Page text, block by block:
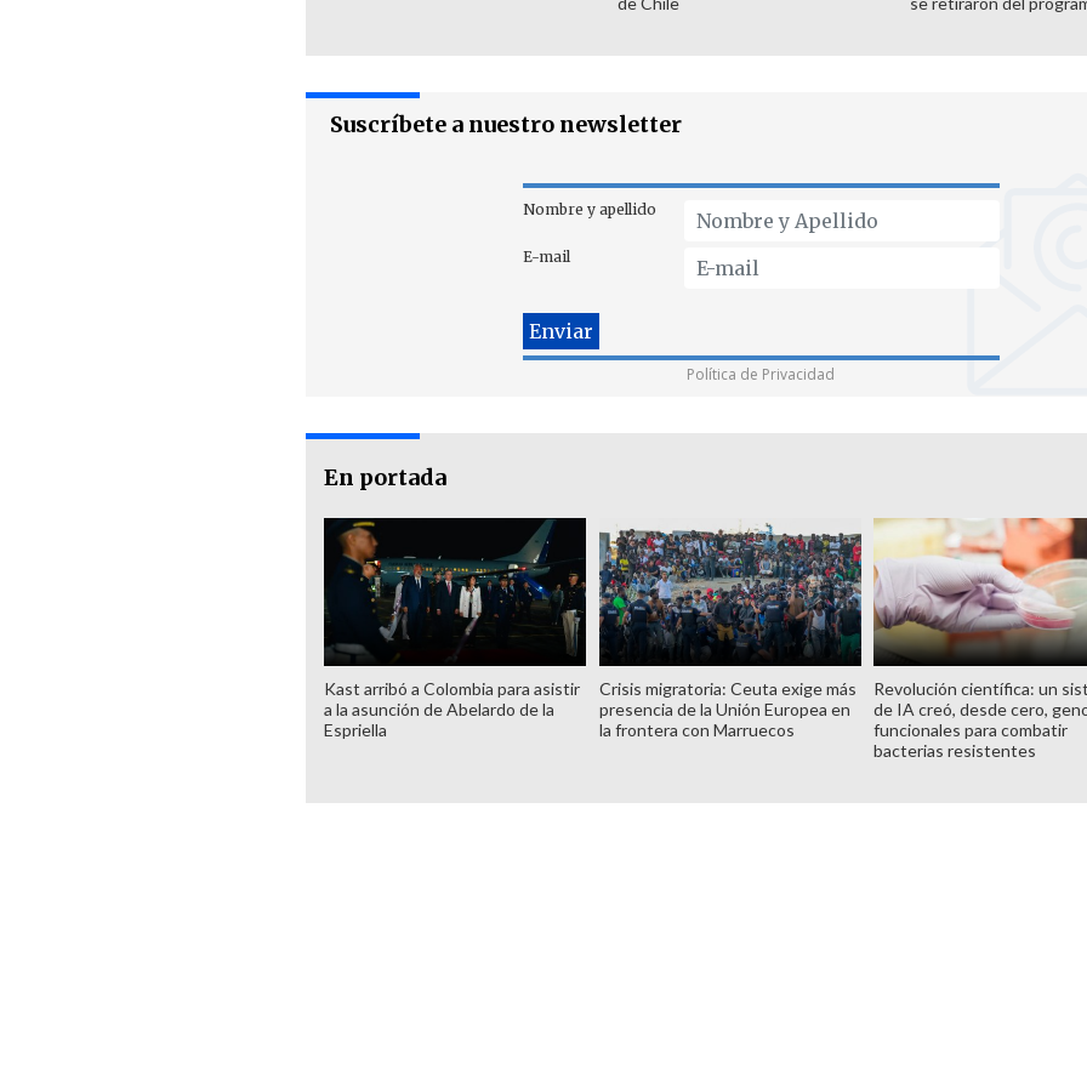
Suscríbete a nuestro newsletter
Nombre y apellido
E-mail
Política de Privacidad
En portada
Kast arribó a Colombia para asistir
a la asunción de Abelardo de la
Espriella
Crisis migratoria: Ceuta exige más
presencia de la Unión Europea en
la frontera con Marruecos
Revolución científica: un
de IA creó, desde cero,
funcionales para combatir
bacterias resistentes